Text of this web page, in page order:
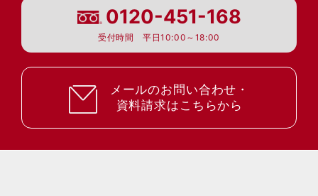
0120-451-168
受付時間 平日10:00～18:00
メールのお問い合わせ・
資料請求はこちらから